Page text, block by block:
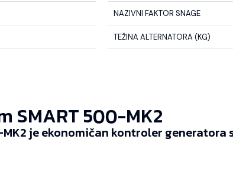
NAZIVNI FAKTOR SNAGE
TEŽINA ALTERNATORA (KG)
SMART 500-MK2
MK2 je ekonomičan kontroler